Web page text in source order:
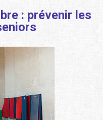
: prévenir les